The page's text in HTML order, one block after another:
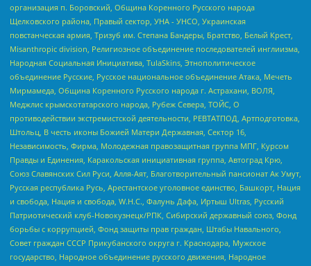
организация п. Боровский, Община Коренного Русского народа
Щелковского района, Правый сектор, УНА - УНСО, Украинская
повстанческая армия, Тризуб им. Степана Бандеры, Братство, Белый Крест,
Misanthropic division, Религиозное объединение последователей инглиизма,
Народная Социальная Инициатива, TulaSkins, Этнополитическое
объединение Русские, Русское национальное объединение Атака, Мечеть
Мирмамеда, Община Коренного Русского народа г. Астрахани, ВОЛЯ,
Меджлис крымскотатарского народа, Рубеж Севера, ТОЙС, О
противодействии экстремистской деятельности, РЕВТАТПОД, Артподготовка,
Штольц, В честь иконы Божией Матери Державная, Сектор 16,
Независимость, Фирма, Молодежная правозащитная группа МПГ, Курсом
Правды и Единения, Каракольская инициативная группа, Автоград Крю,
Союз Славянских Сил Руси, Алля-Аят, Благотворительный пансионат Ак Умут,
Русская республика Русь, Арестантское уголовное единство, Башкорт, Нация
и свобода, Нация и свобода, W.H.С., Фалунь Дафа, Иртыш Ultras, Русский
Патриотический клуб-Новокузнецк/РПК, Сибирский державный союз, Фонд
борьбы с коррупцией, Фонд защиты прав граждан, Штабы Навального,
Совет граждан СССР Прикубанского округа г. Краснодара, Мужское
государство, Народное объединение русского движения, Народное